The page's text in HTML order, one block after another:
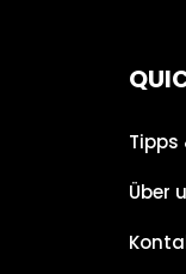
Tipps
Über